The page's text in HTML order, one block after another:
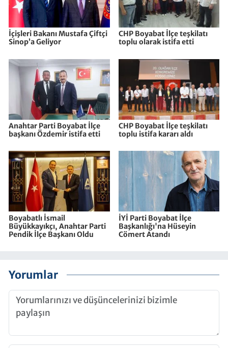
İçişleri Bakanı Mustafa Çiftçi
Sinop’a Geliyor
CHP Boyabat İlçe teşkilatı
toplu olarak istifa etti
Anahtar Parti Boyabat İlçe
başkanı Özdemir istifa etti
CHP Boyabat İlçe teşkilatı
toplu istifa kararı aldı
Boyabatlı İsmail
Büyükkayıkçı, Anahtar Parti
Pendik İlçe Başkanı Oldu
İYİ Parti Boyabat İlçe
Başkanlığı'na Hüseyin
Cömert Atandı
Yorumlar